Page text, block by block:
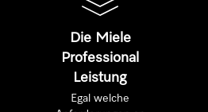
Die Miele
Professional
Leistung
Egal welche